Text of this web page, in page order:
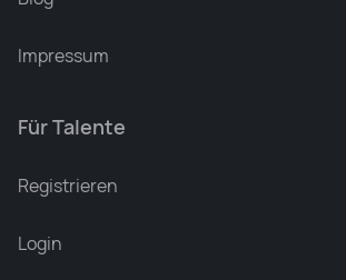
Impressum
Für Talente
Registrieren
Login